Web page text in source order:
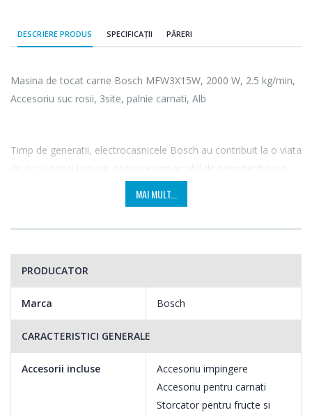
DESCRIERE PRODUS SPECIFICAȚII PĂRERI
Masina de tocat carne Bosch MFW3X15W, 2000 W, 2.5 kg/min,
Accesoriu suc rosii, 3site, palnie carnati, Alb
Timp de generatii, electrocasnicele Bosch au contribuit la o viata
de zi cu zi mai usoara: ajutoare remarcabil de nepretentioase,
posesorilor lor. Pentru aproape un secol si jumatate, acestea si-
imbunatatirii calitatii vietii dvs..
Alaturi de tine – in prezent si in viitor.
pot sa iti faca viata mai usoara. Fiind marca de aparate
electrocasnice numarul unu din Europa, asigura intotdeauna
performanta absoluta, pentru a-ti face viata de zi cu zi mai
usoara. Cu aparatele electrocasnice, Bosch promite intotdeauna
MAI MULT...
PRODUCATOR
Marca Bosch
CARACTERISTICI GENERALE
Accesorii incluse
Accesoriu impingere
Accesoriu pentru carnati
Storcator pentru fructe si